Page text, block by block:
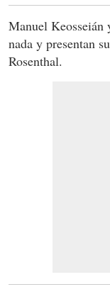
Manuel Keosseián
nada y presentan
Rosenthal.